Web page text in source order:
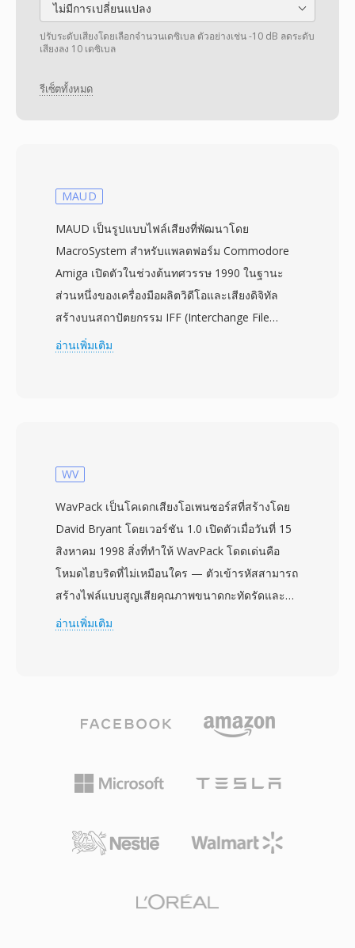
ไม่มีการเปลี่ยนแปลง
ปรับระดับเสียงโดยเลือกจำนวนเดซิเบล ตัวอย่างเช่น -10 dB ลดระดับ
เสียงลง 10 เดซิเบล
รีเซ็ตทั้งหมด
MAUD
MAUD เป็นรูปแบบไฟล์เสียงที่พัฒนาโดย
MacroSystem สำหรับแพลตฟอร์ม Commodore
Amiga เปิดตัวในช่วงต้นทศวรรษ 1990 ในฐานะ
ส่วนหนึ่งของเครื่องมือผลิตวิดีโอและเสียงดิจิทัล
สร้างบนสถาปัตยกรรม IFF (Interchange File
Format) แบบ chunk ของ Amiga ไฟล์ MAUD จัด
สูงสุด 48 kHz ซึ่งเป็นข้อกำหนดระดับมืออาชีพบน
เที่ยงตรงและขนาดไฟล์ MAUD ถูกใช้หลักในชุมชน
แบบ 8SVX มาตรฐานไม่สามารถให้ได้ การรองรับ
การแปลงมีในปัจจุบันผ่าน SoX และ libsndfile
ความสามารถสเตอริโอ 16 บิตที่ล้ำหน้ากว่าเสียง
Amiga ทั่วไป และค่าใช้จ่ายน้อยที่เหลือพื้นที่ CPU
อ่านเพิ่มเติม
WV
WavPack เป็นโคเดกเสียงโอเพนซอร์สที่สร้างโดย
David Bryant โดยเวอร์ชัน 1.0 เปิดตัวเมื่อวันที่ 15
สิงหาคม 1998 สิ่งที่ทำให้ WavPack โดดเด่นคือ
โหมดไฮบริดที่ไม่เหมือนใคร — ตัวเข้ารหัสสามารถ
สร้างไฟล์แบบสูญเสียคุณภาพขนาดกะทัดรัดและ
ไฟล์แก้ไขแยกต่างหากพร้อมกัน ซึ่งเมื่อรวมกันจะ
ถึง 32 บิตจำนวนเต็มและ 32 บิต floating point
ที่กว้างพอสำหรับเนื้อหา DSD ซึ่ง WavPack 5 เพิ่ม
การรองรับ อัตราส่วนการบีบอัดในโหมดไม่สูญเสีย
ของขนาดต้นฉบับ แข่งขันกับ FLAC และมักจะดี
ฮาร์ดแวร์สมัยใหม่ ไลบรารีโอเพนซอร์สเผยแพร่
อ่านเพิ่มเติม